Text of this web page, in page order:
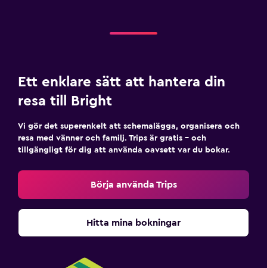
Ett enklare sätt att hantera din
resa till Bright
Vi gör det superenkelt att schemalägga, organisera och
resa med vänner och familj. Trips är gratis – och
tillgängligt för dig att använda oavsett var du bokar.
Börja använda Trips
Hitta mina bokningar